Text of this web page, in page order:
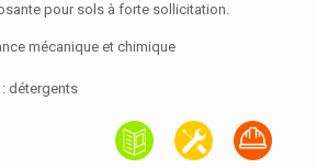
pour sols à forte sollicitation.
mécanique et chimique
: détergents